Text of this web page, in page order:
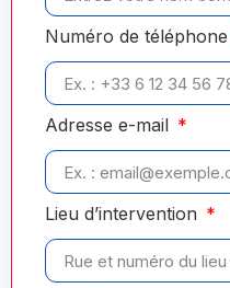
Numéro de téléphone
Adresse e-mail
Lieu d’intervention